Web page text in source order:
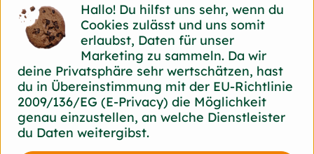
Nährwert-Info
Produktdatenblatt
Herkunft
Hallo! Du hilfst uns sehr, wenn du
Cookies zulässt und uns somit
erlaubst, Daten für unser
Marketing zu sammeln. Da wir
deine Privatsphäre sehr wertschätzen, hast
du in Übereinstimmung mit der EU-Richtlinie
2009/136/EG (E-Privacy) die Möglichkeit
genau einzustellen, an welche Dienstleister
du Daten weitergibst.